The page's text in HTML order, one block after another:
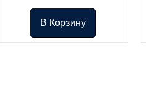
В Корзину